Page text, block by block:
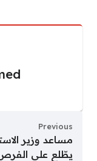
Previous
مساعد وزير
يطّلع على